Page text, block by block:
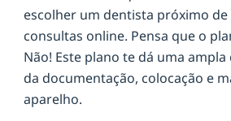
escolher um dentista próximo de
consultas online. Pensa que o
Não! Este plano te dá uma
da documentação, colocação e
aparelho.